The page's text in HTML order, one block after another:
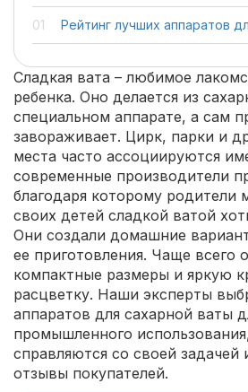
Рейтинг лучших аппаратов
Сладкая вата – любимое
ребенка. Оно делается из
специальном аппарате, а сам
завораживает. Цирк, парки и
места часто ассоциируются
современные производители
благодаря которому родители
своих детей сладкой ватой
Они создали домашние
ее приготовления. Чаще всего
компактные размеры и яркую
расцветку. Наши эксперты
аппаратов для сахарной ваты
промышленного
справляются со своей
отзывы покупателей.